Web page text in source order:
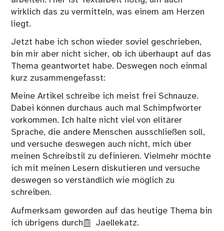
wirklich das zu vermitteln, was einem am Herzen
liegt.
Jetzt habe ich schon wieder soviel geschrieben,
bin mir aber nicht sicher, ob ich überhaupt auf das
Thema geantwortet habe. Deswegen noch einmal
kurz zusammengefasst:
Meine Artikel schreibe ich meist frei Schnauze.
Dabei können durchaus auch mal Schimpfwörter
vorkommen. Ich halte nicht viel von elitärer
Sprache, die andere Menschen ausschließen soll,
und versuche deswegen auch nicht, mich über
meinen Schreibstil zu definieren. Vielmehr möchte
ich mit meinen Lesern diskutieren und versuche
deswegen so verständlich wie möglich zu
schreiben.
Aufmerksam geworden auf das heutige Thema bin
ich übrigens durch
Jaellekatz.